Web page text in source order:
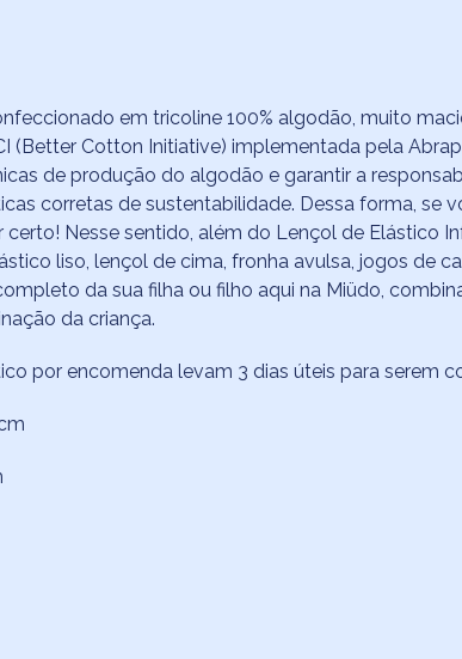
em tricoline 100% algodão, muito
(Better Cotton Initiative) implementada pela
de produção do algodão e garantir a
corretas de sustentabilidade.​ Dessa forma, se
Nesse sentido, além do Lençol de Elástico
liso, lençol de cima, fronha avulsa, jogos de
da sua filha ou filho aqui na Miüdo,
da criança.
por encomenda levam 3 dias úteis para serem